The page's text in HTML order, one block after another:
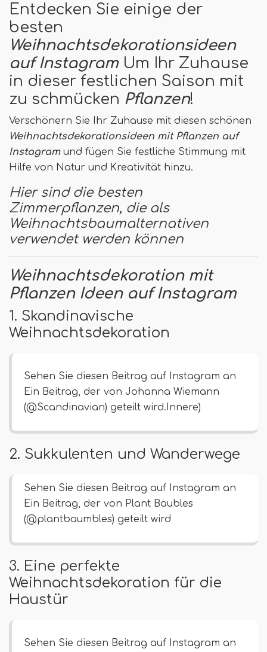
Entdecken Sie einige der
besten
Weihnachtsdekorationsideen
auf Instagram Um Ihr Zuhause
in dieser festlichen Saison mit
zu schmücken Pflanzen!
Verschönern Sie Ihr Zuhause mit diesen schönen
Weihnachtsdekorationsideen mit Pflanzen auf
Instagram und fügen Sie festliche Stimmung mit
Hilfe von Natur und Kreativität hinzu.
Hier sind die besten
Zimmerpflanzen, die als
Weihnachtsbaumalternativen
verwendet werden können
Weihnachtsdekoration mit
Pflanzen Ideen auf Instagram
1. Skandinavische
Weihnachtsdekoration
Sehen Sie diesen Beitrag auf Instagram an
Ein Beitrag, der von Johanna Wiemann
(@Scandinavian) geteilt wird.Innere)
2. Sukkulenten und Wanderwege
Sehen Sie diesen Beitrag auf Instagram an
Ein Beitrag, der von Plant Baubles
(@plantbaumbles) geteilt wird
3. Eine perfekte
Weihnachtsdekoration für die
Haustür
Sehen Sie diesen Beitrag auf Instagram an